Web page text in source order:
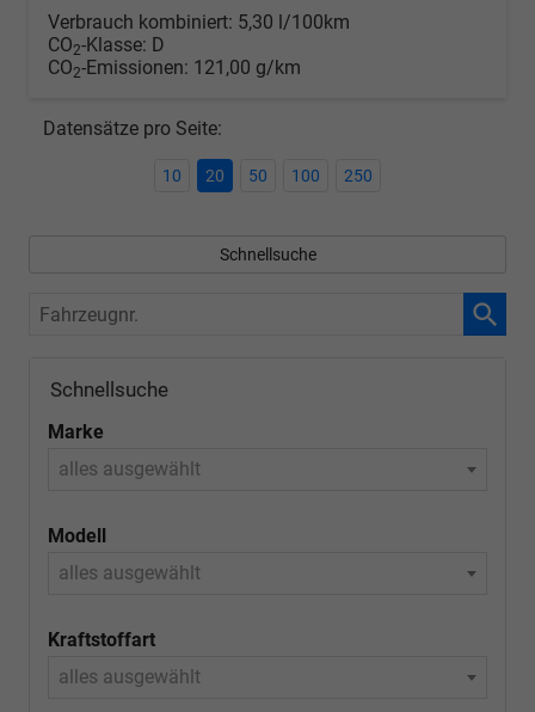
Verbrauch kombiniert: 5,30 l/100km
CO2-Klasse: D
CO2-Emissionen: 121,00 g/km
Datensätze pro Seite:
10 20 50 100 250
Schnellsuche
Fahrzeugnr.
Schnellsuche
Marke
alles ausgewählt
Modell
alles ausgewählt
Kraftstoffart
alles ausgewählt